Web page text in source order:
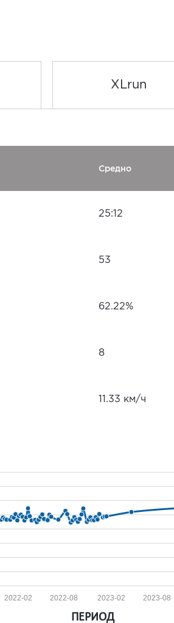
XLrun
Средно
25:12
53
62.22%
8
11.33 км/ч
2023-08
2023-02
2022-08
2022-02
ПЕРИОД